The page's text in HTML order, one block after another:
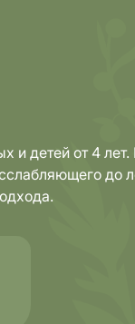
детей от 4 лет.
до